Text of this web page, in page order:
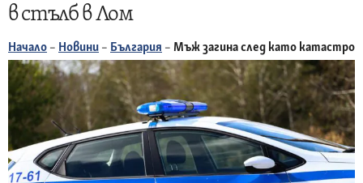
в стълб в Лом
Начало – Новини – България – Мъж загина след като